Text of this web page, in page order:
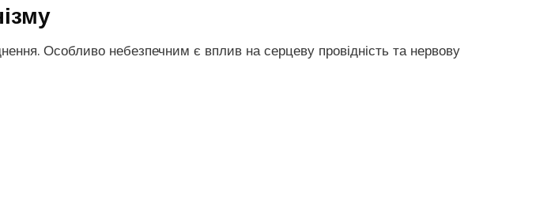
Особливо небезпечним є вплив на серцеву провідність та нервову